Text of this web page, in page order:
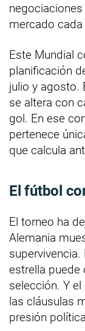
mercado
Este Mundial
planificación
julio y agosto.
se altera con
gol. En ese
pertenece
que calcula
El fútbol
El torneo ha
Alemania
estrella puede
selección. Y
las cláusulas
presión